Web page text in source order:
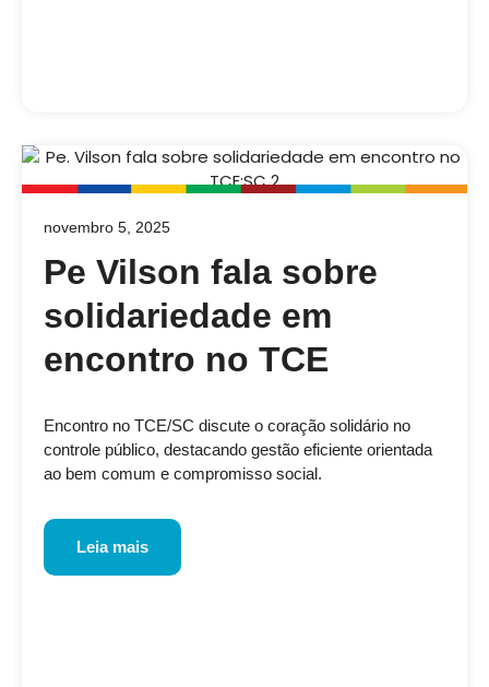
novembro 5, 2025
Pe Vilson fala sobre
solidariedade em
encontro no TCE
Encontro no TCE/SC discute o coração solidário no
controle público, destacando gestão eficiente orientada
ao bem comum e compromisso social.
Leia mais